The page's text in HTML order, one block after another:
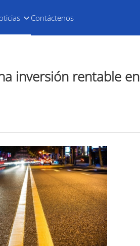
Contáctenos
inversión rentable en